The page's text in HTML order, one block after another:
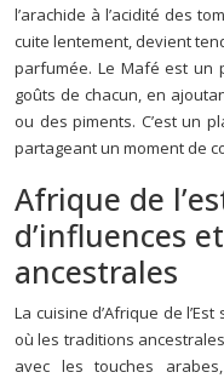
l’arachide à l’acidité des
cuite lentement, devient
parfumée. Le Mafé est un
goûts de chacun, en
ou des piments. C’est un
partageant un moment de
Afrique de
d’influences
ancestrales
La cuisine d’Afrique de
où les traditions
avec les touches